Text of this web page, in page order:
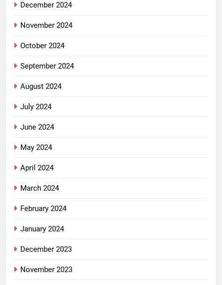
December 2024
November 2024
October 2024
September 2024
August 2024
July 2024
June 2024
May 2024
April 2024
March 2024
February 2024
January 2024
December 2023
November 2023